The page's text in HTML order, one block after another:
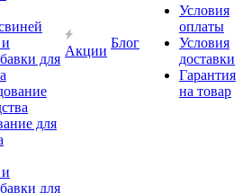
для
для
для
Акции
Блог
Условия
оплаты
Условия
доставки
Гарантия
на товар